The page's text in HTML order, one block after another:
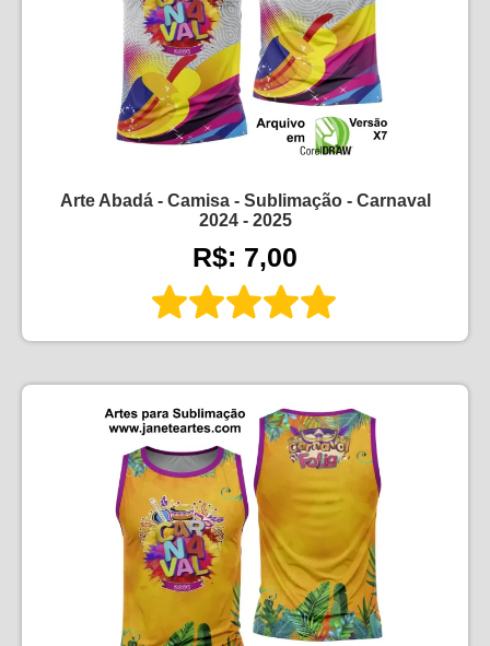
Arte Abadá - Camisa - Sublimação - Carnaval
2024 - 2025
R$: 7,00